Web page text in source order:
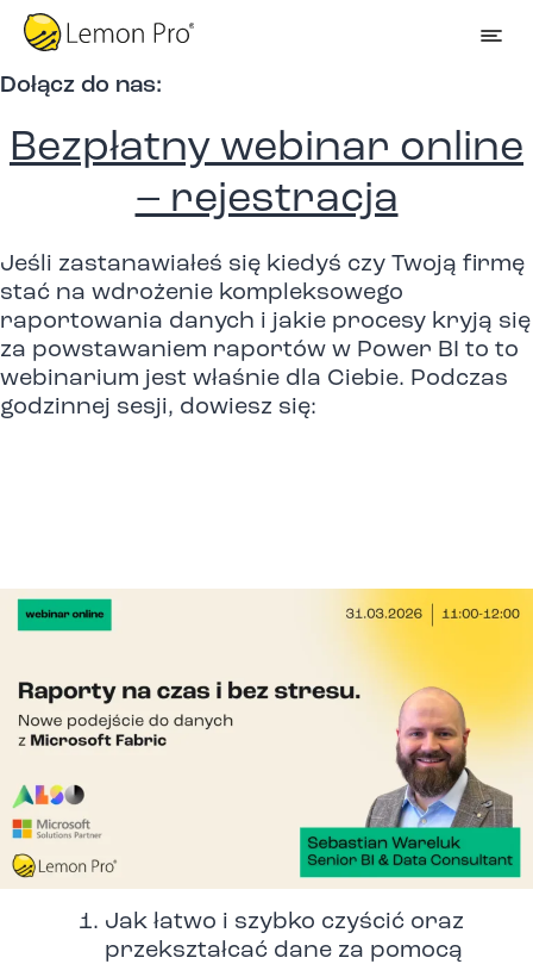
Dołącz do nas:
Bezpłatny webinar online
– rejestracja
Jeśli zastanawiałeś się kiedyś czy Twoją firmę
stać na wdrożenie kompleksowego
raportowania danych i jakie procesy kryją się
za powstawaniem raportów w Power BI to to
webinarium jest właśnie dla Ciebie. Podczas
godzinnej sesji, dowiesz się:
Jak łatwo i szybko czyścić oraz
przekształcać dane za pomocą